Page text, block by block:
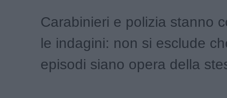
Carabinieri e polizia stanno
le indagini: non si esclude
episodi siano opera della